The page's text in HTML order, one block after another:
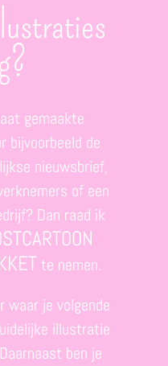
gemaakte
bijvoorbeeld de
nieuwsbrief,
of een
Dan raad ik
te nemen.
waar je volgende
illustratie
ben je